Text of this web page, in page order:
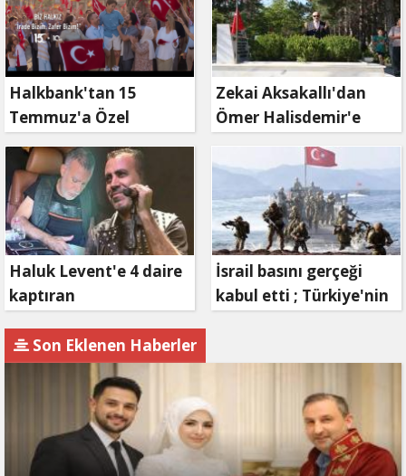
Halkbank'tan 15
Temmuz'a Özel
Reklam Filmi: "İrade
Bizim, Zafer Bizim"
Zekai Aksakallı'dan
Ömer Halisdemir'e
'vefa' ziyareti!
Haluk Levent'e 4 daire
kaptıran
savcılıkta aldı
İsrail basını gerçeği
kabul etti ; Türkiye'nin
Son Eklenen Haberler